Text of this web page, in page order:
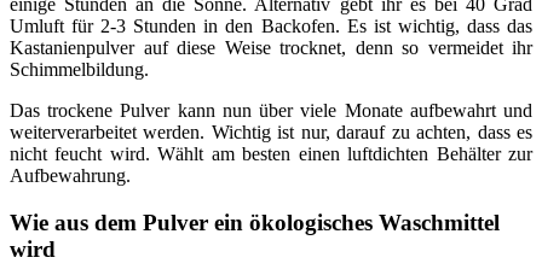
einige Stunden an die Sonne. Alternativ gebt ihr es bei 40 Grad
Umluft für 2-3 Stunden in den Backofen. Es ist wichtig, dass das
Kastanienpulver auf diese Weise trocknet, denn so vermeidet ihr
Schimmelbildung.
Das trockene Pulver kann nun über viele Monate aufbewahrt und
weiterverarbeitet werden. Wichtig ist nur, darauf zu achten, dass es
nicht feucht wird. Wählt am besten einen luftdichten Behälter zur
Aufbewahrung.
Wie aus dem Pulver ein ökologisches Waschmittel
wird